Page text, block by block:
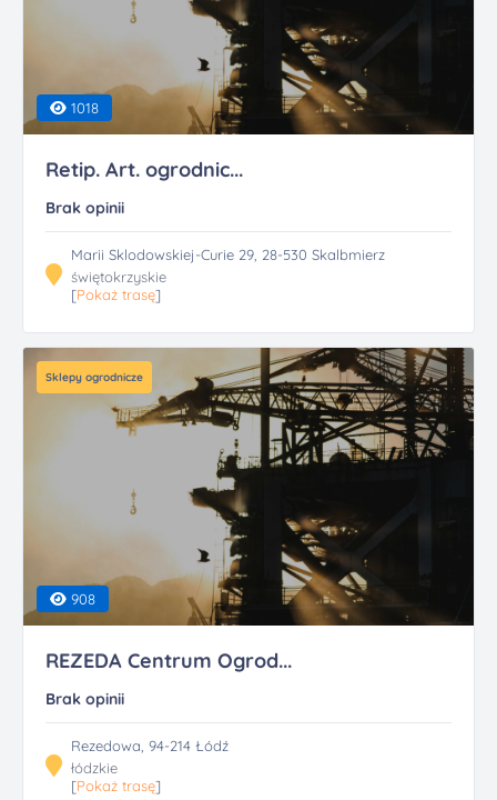
1018
Retip. Art. ogrodnic...
Brak opinii
Marii Sklodowskiej-Curie 29, 28-530 Skalbmierz
świętokrzyskie
[Pokaż trasę]
Sklepy ogrodnicze
908
REZEDA Centrum Ogrod...
Brak opinii
Rezedowa, 94-214 Łódź
łódzkie
[Pokaż trasę]